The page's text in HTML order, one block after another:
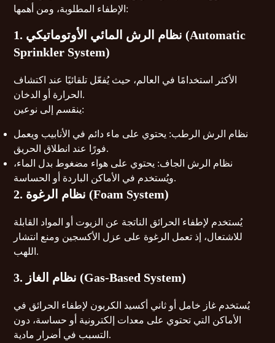
الإطفاء المطلوبة، ومن أهمها:
1. نظام الرش المائي الأوتوماتيكي (Automatic
Sprinkler System)
الأكثر استخدامًا في العالم، حيث يُفعّل تلقائيًا عند اكتشاف
الحرارة أو الدخان.
ينقسم إلى نوعين:
نظام الرش الرطب: يحتوي على ماء دائم في الأنابيب ويعمل
فورًا عند انطلاق الحريق.
نظام الرش الجاف: يحتوي على هواء مضغوط بدل الماء،
ويُستخدم في الأماكن الباردة أو الحساسة.
2. نظام الرغوة (Foam System)
يُستخدم لإطفاء الحرائق الناتجة عن الزيوت أو المواد القابلة
للاشتعال، إذ تعمل الرغوة على عزل الأكسجين ومنع انتشار
اللهب.
3. نظام الغاز (Gas-Based System)
يُستخدم غاز خامل أو ثاني أكسيد الكربون لإطفاء الحرائق في
الأماكن التي تحتوي على معدات إلكترونية أو حساسة، دون
التسبب في أضرار مادية.